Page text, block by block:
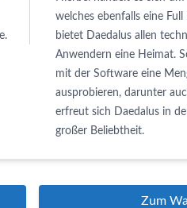
welches ebenfalls eine
bietet Daedalus allen
Anwendern eine Heimat.
mit der Software eine
ausprobieren, darunter
erfreut sich Daedalus in
großer Beliebtheit.
Zum